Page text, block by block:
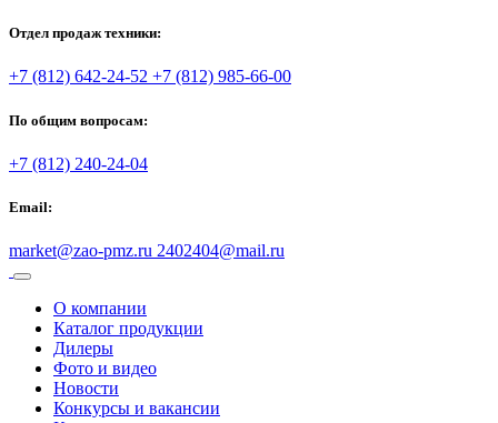
Отдел продаж техники:
+7 (812) 642-24-52 +7 (812) 985-66-00
По общим вопросам:
+7 (812) 240-24-04
Email:
market@zao-pmz.ru 2402404@mail.ru
О компании
Каталог продукции
Дилеры
Фото и видео
Новости
Конкурсы и вакансии